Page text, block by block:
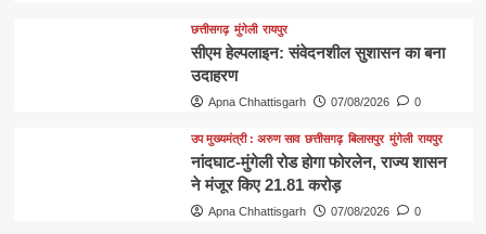
छत्तीसगढ़ मुंगेली रायपुर
सीएम हेल्पलाइन: संवेदनशील सुशासन का बना
उदाहरण
Apna Chhattisgarh 07/08/2026 0
उप मुख्यमंत्री : अरुण साव छत्तीसगढ़ बिलासपुर मुंगेली रायपुर
नांदघाट-मुंगेली रोड होगा फोरलेन, राज्य शासन
ने मंजूर किए 21.81 करोड़
Apna Chhattisgarh 07/08/2026 0